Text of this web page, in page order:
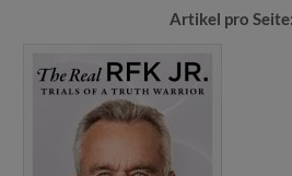
Artikel pro Seite: